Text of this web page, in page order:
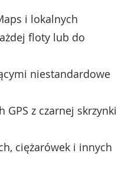
i lokalnych
floty lub do
niestandardowe
z czarnej skrzynki
ciężarówek i innych